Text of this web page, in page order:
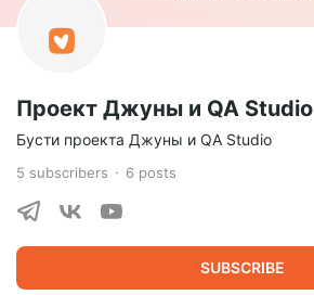
Проект Джуны и QA Studio
Бусти проекта Джуны и QA Studio
5 subscribers 6 posts
SUBSCRIBE